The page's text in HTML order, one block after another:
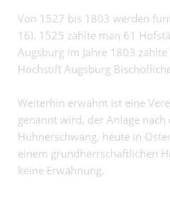
Von 1527 bis 1803 werden
16). 1525 zählte man 61
Augsburg im Jahre 1803
Hochstift Augsburg
Weiterhin erwähnt ist eine
genannt wird, der Anlage
Hühnerschwang, heute in
einem grundherrschaftlichen
keine Erwähnung.